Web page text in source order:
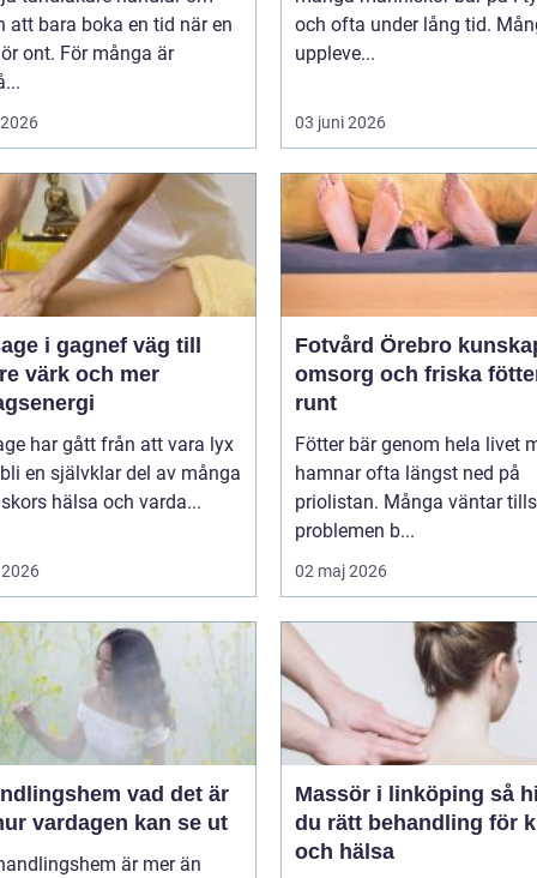
att bara boka en tid när en
ont. För många är
och ofta under lång tid.
uppleve...
03 juni 2026
i gagnef väg till
värk och mer
har gått från att vara lyx
en självklar del av många
hälsa och varda...
Fotvård Örebro kunskap,
omsorg och friska
runt
Fötter bär genom hela livet
hamnar ofta längst ned på
priolistan. Många väntar tills
problemen b...
02 maj 2026
vad det är
vardagen kan se ut
är mer än
Massör i linköping så hittar
du rätt behandling för
och hälsa